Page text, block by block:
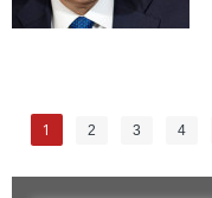
1 2 3 4